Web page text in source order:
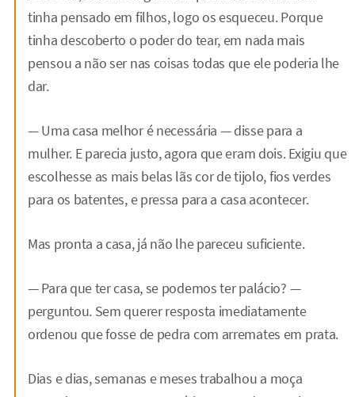
tinha pensado em filhos, logo os esqueceu. Porque
tinha descoberto o poder do tear, em nada mais
pensou a não ser nas coisas todas que ele poderia lhe
dar.
— Uma casa melhor é necessária — disse para a
mulher. E parecia justo, agora que eram dois. Exigiu que
escolhesse as mais belas lãs cor de tijolo, fios verdes
para os batentes, e pressa para a casa acontecer.
Mas pronta a casa, já não lhe pareceu suficiente.
— Para que ter casa, se podemos ter palácio? —
perguntou. Sem querer resposta imediatamente
ordenou que fosse de pedra com arremates em prata.
Dias e dias, semanas e meses trabalhou a moça